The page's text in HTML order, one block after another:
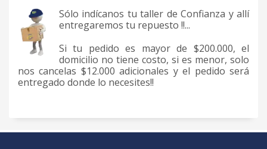
Sólo indícanos tu taller de Confianza y allí
entregaremos tu repuesto !!...
Si tu pedido es mayor de $200.000, el
domicilio no tiene costo, si es menor, solo
nos cancelas $12.000 adicionales y el pedido será
entregado donde lo necesites!!